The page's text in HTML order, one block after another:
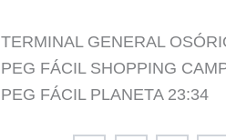
TERMINAL GENERAL
PEG FÁCIL SHOPPING
PEG FÁCIL PLANETA 23:34